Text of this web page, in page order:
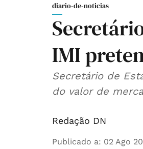
diario-de-noticias
IMI
Secretário de
do valor de
Redação DN
Publicado a: 02 Ago